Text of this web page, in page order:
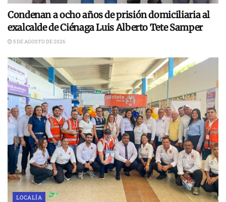
Condenan a ocho años de prisión domiciliaria al
exalcalde de Ciénaga Luis Alberto Tete Samper
5 DE AGOSTO DE 2026
LOCALÍA